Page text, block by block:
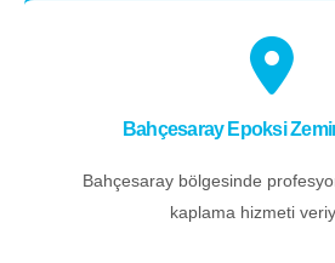
Bahçesaray Epoksi
Bahçesaray bölgesinde
kaplama hizmeti